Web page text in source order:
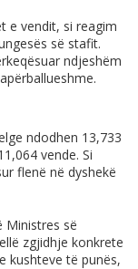
e vendit, si reagim
së stafit.
ndjeshëm
ndodhen 13,733
vende. Si
flenë në dyshekë
Ministres së
zgjidhje konkrete
kushteve të punës,